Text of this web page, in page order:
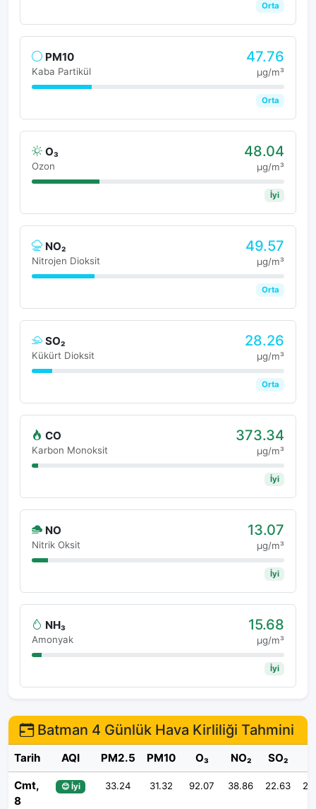
Orta
PM10
Kaba Partikül
47.76
μg/m³
Orta
O₃
Ozon
48.04
μg/m³
İyi
NO₂
Nitrojen Dioksit
49.57
μg/m³
Orta
SO₂
Kükürt Dioksit
28.26
μg/m³
Orta
CO
Karbon Monoksit
373.34
μg/m³
İyi
NO
Nitrik Oksit
13.07
μg/m³
İyi
NH₃
Amonyak
15.68
μg/m³
İyi
Batman 4 Günlük Hava Kirliliği Tahmini
Tarih AQI PM2.5 PM10 O₃ NO₂ SO₂
Cmt,
8
😊 İyi 33.24 31.32 92.07 38.86 22.63